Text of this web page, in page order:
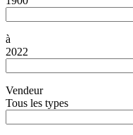
à
2022
Vendeur
Tous les types